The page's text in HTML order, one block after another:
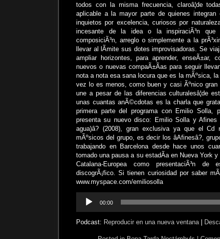
todos con la misma frecuencia, claroâ¦de
aplicable a la mayor parte de quienes
inquietos por excelencia, curiosos por
incesante de la idea o la inspiraciÃ³n
composiciÃ³n, arreglo o simplemente a la
llevar al lÃ­mite sus dotes improvisadoras. Se
ampliar horizontes, para aprender, enseÃ±ar,
nuevos o nuevas compaÃ±Ã­as para seguir
nota a nota esa sana locura que es la mÃºsica,
vez lo es menos, como buen y casi Ãºnico gran
une a pesar de las diferencias culturalesâ¦de
unas cuantas anÃ©cdotas es la charla que
primera parte del programa con Emilio Solla,
presenta su nuevo disco: Emilio Solla y Afines
agua)â? (2008), gran exclusiva ya que el
mÃºsicos del grupo, es decir los âAfinesâ?,
trabajando en Barcelona desde hace unos
tomado una pausa a su estadÃ­a en Nueva York
Catalana-Europea como presentaciÃ³n
discogrÃ¡fico. Si tienen curiosidad por saber
www.myspace.com/emiliosolla
audio
00:00
Podcast: Reproducir en una nueva ventana|